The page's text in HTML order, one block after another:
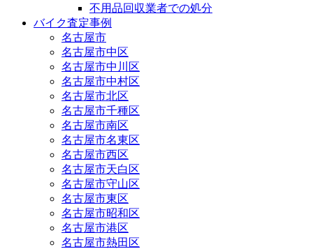
不用品回収業者での処分
バイク査定事例
名古屋市
名古屋市中区
名古屋市中川区
名古屋市中村区
名古屋市北区
名古屋市千種区
名古屋市南区
名古屋市名東区
名古屋市西区
名古屋市天白区
名古屋市守山区
名古屋市東区
名古屋市昭和区
名古屋市港区
名古屋市熱田区